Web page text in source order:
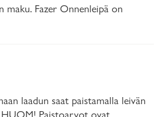
maku. Fazer Onnenleipä on
laadun saat paistamalla leivän
HUOM! Paistoarvot ovat